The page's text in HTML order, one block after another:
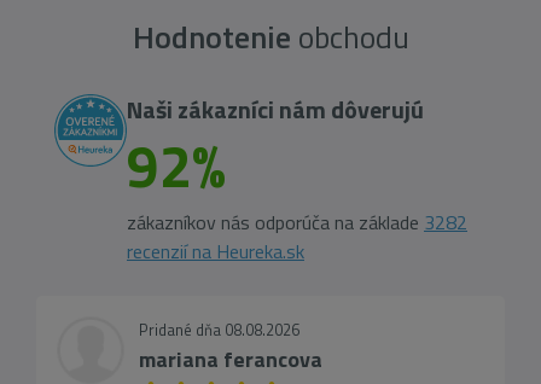
Hodnotenie obchodu
Naši zákazníci nám dôverujú
92%
zákazníkov nás odporúča na základe 3282
recenzií na Heureka.sk
Pridané dňa 08.08.2026
mariana ferancova